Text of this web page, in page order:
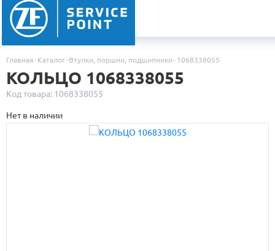
Главная Каталог Втулки, поршни, подшипники 1068338055
КОЛЬЦО 1068338055
Код товара: 1068338055
Нет в наличии